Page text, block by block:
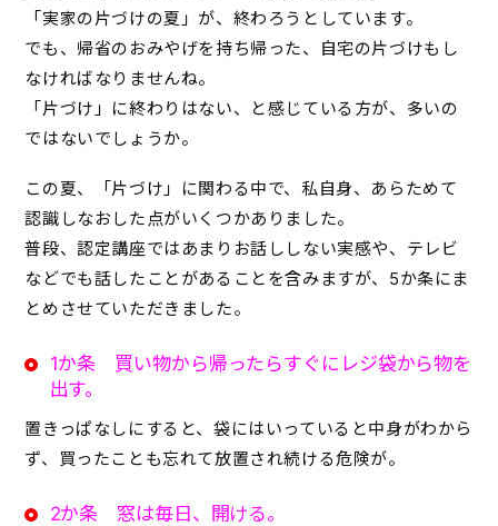
「実家の片づけの夏」が、終わろうとしています。
でも、帰省のおみやげを持ち帰った、自宅の片づけもし
なければなりませんね。
「片づけ」に終わりはない、と感じている方が、多いの
ではないでしょうか。
この夏、「片づけ」に関わる中で、私自身、あらためて
認識しなおした点がいくつかありました。
普段、認定講座ではあまりお話ししない実感や、テレビ
などでも話したことがあることを含みますが、5か条にま
とめさせていただきました。
1か条 買い物から帰ったらすぐにレジ袋から物を
出す。
置きっぱなしにすると、袋にはいっていると中身がわから
ず、買ったことも忘れて放置され続ける危険が。
2か条 窓は毎日、開ける。